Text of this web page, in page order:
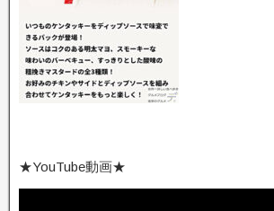
★YouTube動画★